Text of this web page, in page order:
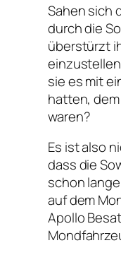
Sahen sich
durch die
überstürzt
sie es mit
hatten,
waren?
Es ist also
dass die
schon
auf dem
Apollo